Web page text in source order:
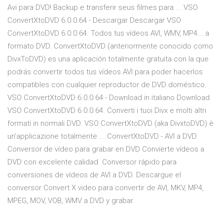
Avi para DVD! Backup e transferir seus filmes para ... VSO
ConvertXtoDVD 6.0.0.64 - Descargar Descargar VSO
ConvertXtoDVD 6.0.0.64. Todos tus vídeos AVI, WMV, MP4... a
formato DVD. ConvertXtoDVD (anteriormente conocido como
DivxToDVD) es una aplicación totalmente gratuita con la que
podrás convertir todos tus vídeos AVI para poder hacerlos
compatibles con cualquier reproductor de DVD doméstico.
VSO ConvertXtoDVD 6.0.0.64 - Download in italiano Download
VSO ConvertXtoDVD 6.0.0.64. Converti i tuoi Divx e molti altri
formati in normali DVD. VSO ConvertXtoDVD (aka DivxtoDVD) è
un'applicazione totalmente ... ConvertXtoDVD - AVI a DVD
Conversor de vídeo para grabar en DVD Convierte vídeos a
DVD con excelente calidad. Conversor rápido para
conversiones de vídeos de AVI a DVD. Descargue el
conversor Convert X video para convertir de AVI, MKV, MP4,
MPEG, MOV, VOB, WMV a DVD y grabar.